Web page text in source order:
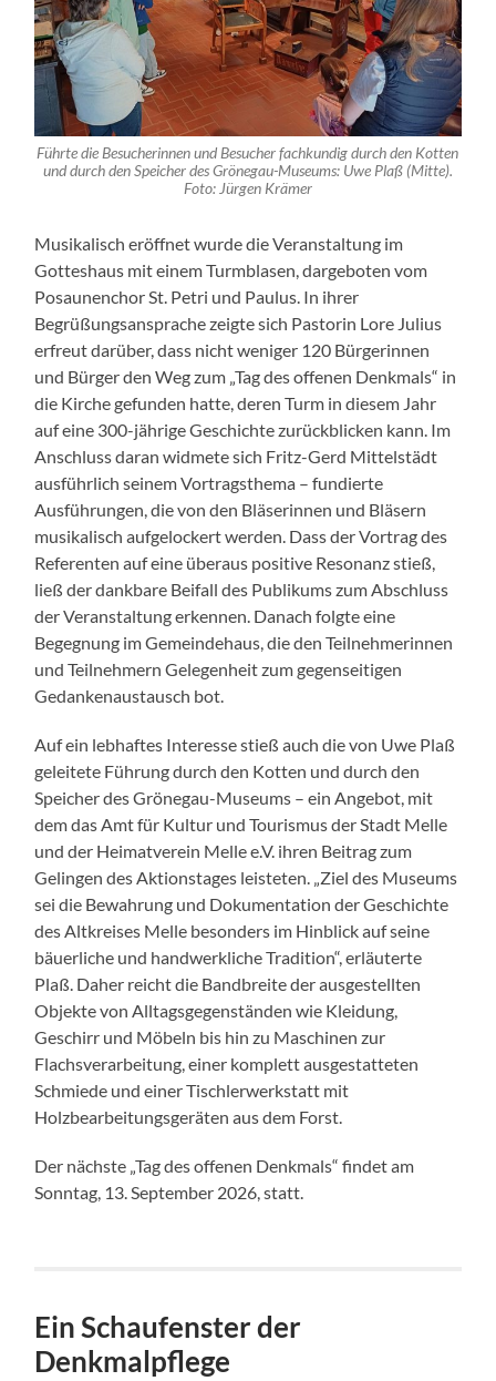
Führte die Besucherinnen und Besucher fachkundig durch den Kotten
und durch den Speicher des Grönegau-Museums: Uwe Plaß (Mitte).
Foto: Jürgen Krämer
Musikalisch eröffnet wurde die Veranstaltung im
Gotteshaus mit einem Turmblasen, dargeboten vom
Posaunenchor St. Petri und Paulus. In ihrer
Begrüßungsansprache zeigte sich Pastorin Lore Julius
erfreut darüber, dass nicht weniger 120 Bürgerinnen
und Bürger den Weg zum „Tag des offenen Denkmals“ in
die Kirche gefunden hatte, deren Turm in diesem Jahr
auf eine 300-jährige Geschichte zurückblicken kann. Im
Anschluss daran widmete sich Fritz-Gerd Mittelstädt
ausführlich seinem Vortragsthema – fundierte
Ausführungen, die von den Bläserinnen und Bläsern
musikalisch aufgelockert werden. Dass der Vortrag des
Referenten auf eine überaus positive Resonanz stieß,
ließ der dankbare Beifall des Publikums zum Abschluss
der Veranstaltung erkennen. Danach folgte eine
Begegnung im Gemeindehaus, die den Teilnehmerinnen
und Teilnehmern Gelegenheit zum gegenseitigen
Gedankenaustausch bot.
Auf ein lebhaftes Interesse stieß auch die von Uwe Plaß
geleitete Führung durch den Kotten und durch den
Speicher des Grönegau-Museums – ein Angebot, mit
dem das Amt für Kultur und Tourismus der Stadt Melle
und der Heimatverein Melle e.V. ihren Beitrag zum
Gelingen des Aktionstages leisteten. „Ziel des Museums
sei die Bewahrung und Dokumentation der Geschichte
des Altkreises Melle besonders im Hinblick auf seine
bäuerliche und handwerkliche Tradition“, erläuterte
Plaß. Daher reicht die Bandbreite der ausgestellten
Objekte von Alltagsgegenständen wie Kleidung,
Geschirr und Möbeln bis hin zu Maschinen zur
Flachsverarbeitung, einer komplett ausgestatteten
Schmiede und einer Tischlerwerkstatt mit
Holzbearbeitungsgeräten aus dem Forst.
Der nächste „Tag des offenen Denkmals“ findet am
Sonntag, 13. September 2026, statt.
Ein Schaufenster der
Denkmalpflege